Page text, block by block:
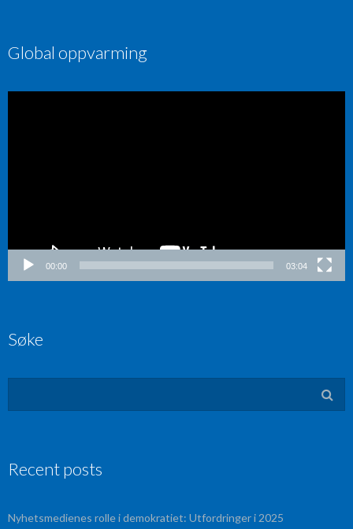
Global oppvarming
00:00 03:04
Søke
Recent posts
Nyhetsmedienes rolle i demokratiet: Utfordringer i 2025